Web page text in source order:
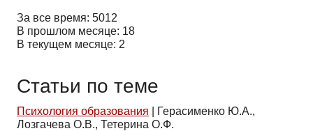
За все время: 5012
В прошлом месяце: 18
В текущем месяце: 2
Статьи по теме
Психология образования
Герасименко Ю.А.,
Лозгачева О.В., Тетерина О.Ф.